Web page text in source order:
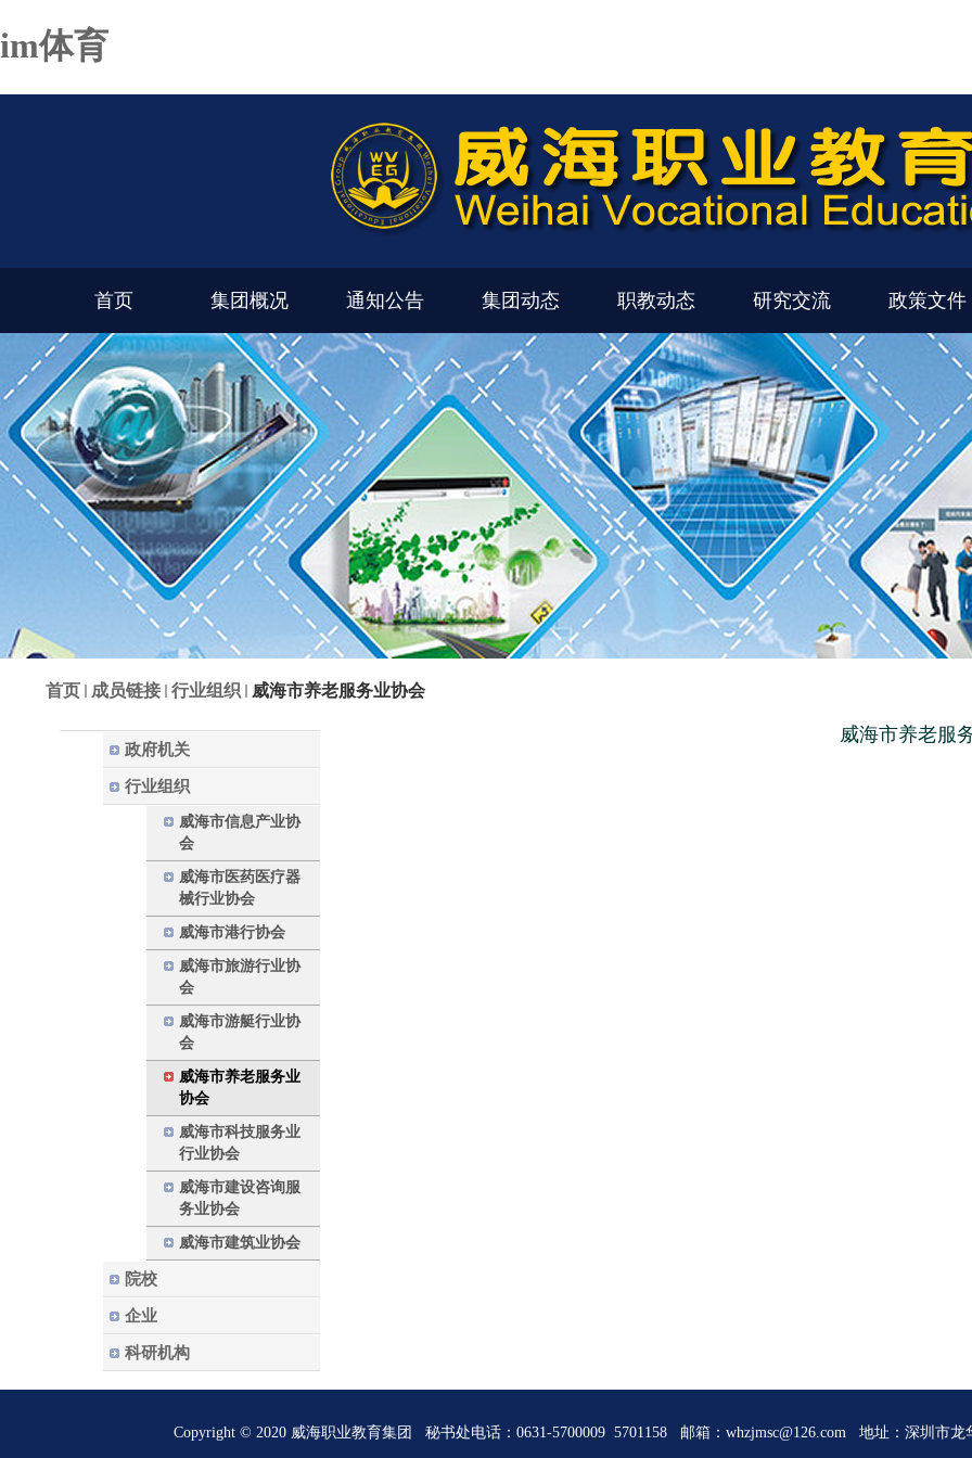
im体育
首页 集团概况 通知公告 集团动态 职教动态 研究交流 政策文件
首页 成员链接 行业组织 威海市养老服务业协会
政府机关
行业组织
威海市信息产业协
会
威海市医药医疗器
械行业协会
威海市港行协会
威海市旅游行业协
会
威海市游艇行业协
会
威海市养老服务业
协会
威海市科技服务业
行业协会
威海市建设咨询服
务业协会
威海市建筑业协会
院校
企业
科研机构
威海市养老服
Copyright © 2020 威海职业教育集团 秘书处电话：0631-5700009 5701158 邮箱：whzjmsc@126.com 地址：深圳市